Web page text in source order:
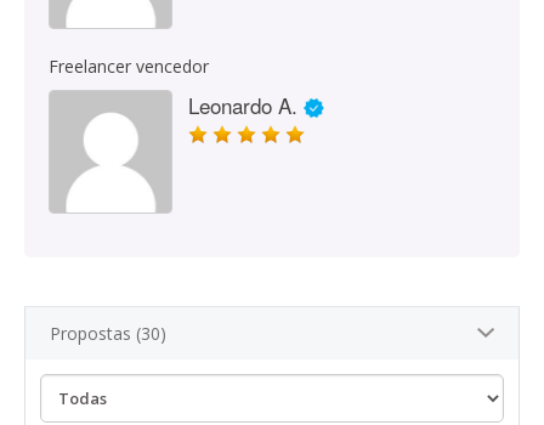
Freelancer vencedor
Leonardo A.
Propostas (30)